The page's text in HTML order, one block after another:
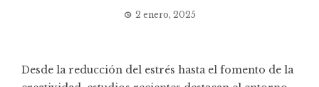
2 enero, 2025
Desde la reducción del estrés hasta el fomento de la